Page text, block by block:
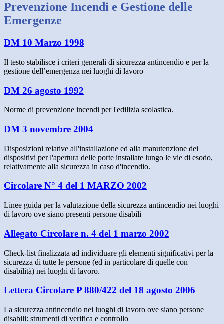
Prevenzione Incendi e Gestione delle
Emergenze
DM 10 Marzo 1998
Il testo stabilisce i criteri generali di sicurezza antincendio e per la
gestione dell’emergenza nei luoghi di lavoro
DM 26 agosto 1992
Norme di prevenzione incendi per l'edilizia scolastica.
DM 3 novembre 2004
Disposizioni relative all'installazione ed alla manutenzione dei
dispositivi per l'apertura delle porte installate lungo le vie di esodo,
relativamente alla sicurezza in caso d'incendio.
Circolare N° 4 del 1 MARZO 2002
Linee guida per la valutazione della sicurezza antincendio nei luoghi
di lavoro ove siano presenti persone disabili
Allegato Circolare n. 4 del 1 marzo 2002
Check-list finalizzata ad individuare gli elementi significativi per la
sicurezza di tutte le persone (ed in particolare di quelle con
disabilità) nei luoghi di lavoro.
Lettera Circolare P 880/422 del 18 agosto 2006
La sicurezza antincendio nei luoghi di lavoro ove siano persone
disabili: strumenti di verifica e controllo